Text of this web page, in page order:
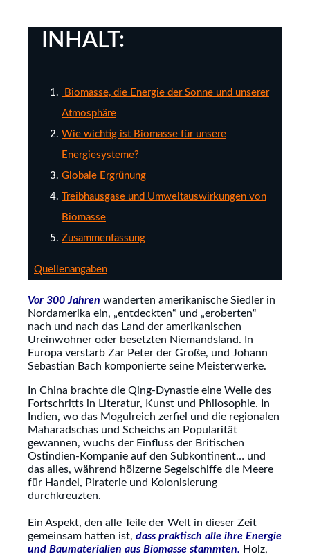
INHALT:
Biomasse, die Energie der Sonne und unserer
Atmosphäre
Wie wichtig ist Biomasse für unsere
Energiesysteme?
Globale Ergrünung
Treibhausgase und Umweltauswirkungen von
Biomasse
Zusammenfassung
Quellenangaben
Vor 300 Jahren wanderten amerikanische Siedler in
Nordamerika ein, „entdeckten“ und „eroberten“
nach und nach das Land der amerikanischen
Ureinwohner oder besetzten Niemandsland. In
Europa verstarb Zar Peter der Große, und Johann
Sebastian Bach komponierte seine Meisterwerke.
In China brachte die Qing-Dynastie eine Welle des
Fortschritts in Literatur, Kunst und Philosophie. In
Indien, wo das Mogulreich zerfiel und die regionalen
Maharadschas und Scheichs an Popularität
gewannen, wuchs der Einfluss der Britischen
Ostindien-Kompanie auf den Subkontinent… und
das alles, während hölzerne Segelschiffe die Meere
für Handel, Piraterie und Kolonisierung
durchkreuzten.
Ein Aspekt, den alle Teile der Welt in dieser Zeit
gemeinsam hatten ist, dass praktisch alle ihre Energie
und Baumaterialien aus Biomasse stammten. Holz,